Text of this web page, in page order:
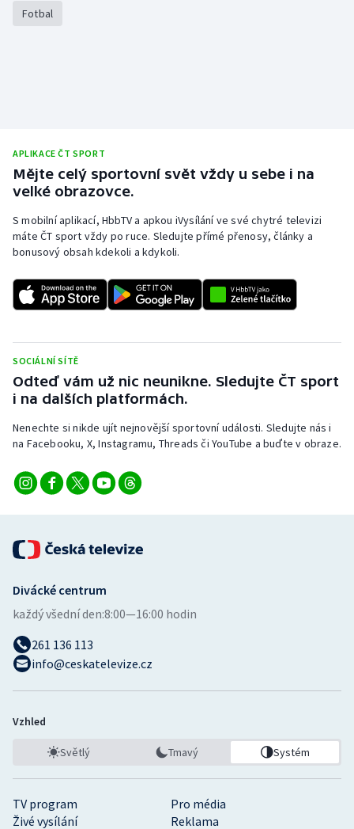
Rychlostní kanoistika
Triatlon
Vodní slalom
Volejbal
Fotbal
APLIKACE ČT SPORT
Mějte celý sportovní svět vždy u sebe i na
velké obrazovce.
S mobilní aplikací, HbbTV a apkou iVysílání ve své chytré televizi
máte ČT sport vždy po ruce. Sledujte přímé přenosy, články a
bonusový obsah kdekoli a kdykoli.
SOCIÁLNÍ SÍTĚ
Odteď vám už nic neunikne. Sledujte ČT sport
i na dalších platformách.
Nenechte si nikde ujít nejnovější sportovní události. Sledujte nás i
na Facebooku, X, Instagramu, Threads či YouTube a buďte v obraze.
TV program
Pro média
Živé vysílání
Reklama
Divácké centrum
každý všední den:8:00—16:00 hodin
261 136 113
info@ceskatelevize.cz
Vzhled
Světlý Tmavý Systém